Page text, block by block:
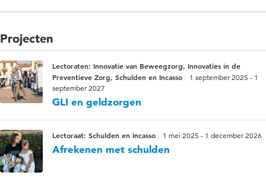
Projecten
Lectoraten: Innovatie van Beweegzorg, Innovaties in de
Preventieve Zorg, Schulden en Incasso
1 september 2025 - 1
september 2027
GLI en geldzorgen
Lectoraat: Schulden en Incasso 1 mei 2025 - 1 december 2026
Afrekenen met schulden